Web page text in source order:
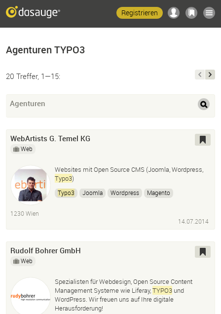
Registrieren
Agenturen TYPO3
20 Treffer, 1—15:
Agenturen
WebArtists G. Temel KG
Web
Websites mit Open Source CMS (Joomla, Wordpress,
Typo3)
Typo3 Joomla Wordpress
Magento
1230 Wien
14.07.2014
Rudolf Bohrer GmbH
Web
Spezialisten für Webdesign, Open Source Content
Management Systeme wie Liferay,TYPO3 und
WordPress. Wir freuen uns auf Ihre digitale
Herausforderung!